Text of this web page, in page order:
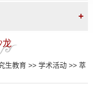
+
龙
生教育 >> 学术活动 >> 萃